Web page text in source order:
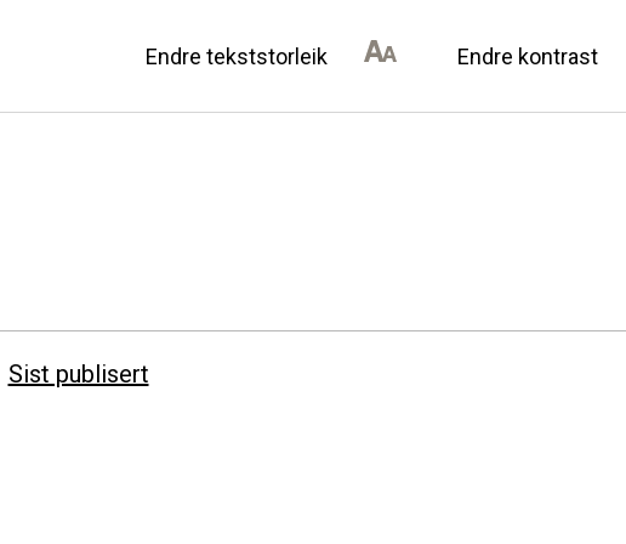
Endre tekststorleik Endre kontrast
Om oss
Sist publisert